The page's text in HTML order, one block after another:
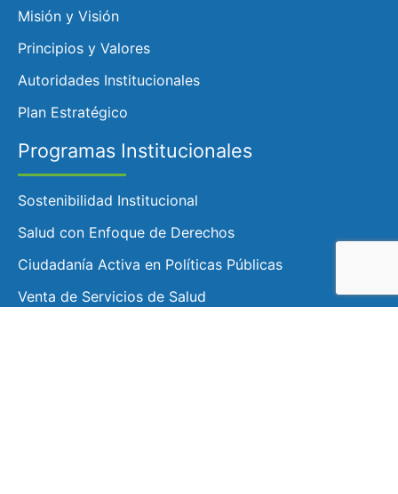
Misión y Visión
Principios y Valores
Autoridades Institucionales
Plan Estratégico
Programas Institucionales
Sostenibilidad Institucional
Salud con Enfoque de Derechos
Ciudadanía Activa en Políticas Públicas
Venta de Servicios de Salud